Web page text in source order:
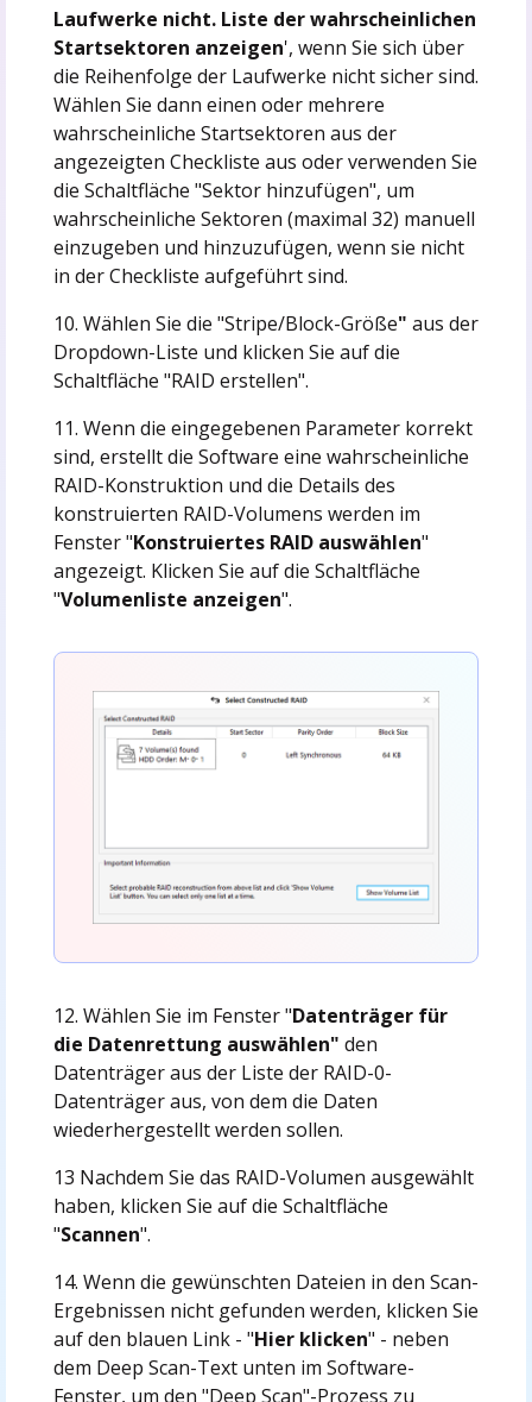
Laufwerke nicht. Liste der wahrscheinlichen
Startsektoren anzeigen', wenn Sie sich über
die Reihenfolge der Laufwerke nicht sicher sind.
Wählen Sie dann einen oder mehrere
wahrscheinliche Startsektoren aus der
angezeigten Checkliste aus oder verwenden Sie
die Schaltfläche "Sektor hinzufügen", um
wahrscheinliche Sektoren (maximal 32) manuell
einzugeben und hinzuzufügen, wenn sie nicht
in der Checkliste aufgeführt sind.
10. Wählen Sie die "Stripe/Block-Größe" aus der
Dropdown-Liste und klicken Sie auf die
Schaltfläche "RAID erstellen".
11. Wenn die eingegebenen Parameter korrekt
sind, erstellt die Software eine wahrscheinliche
RAID-Konstruktion und die Details des
konstruierten RAID-Volumens werden im
Fenster "Konstruiertes RAID auswählen"
angezeigt. Klicken Sie auf die Schaltfläche
"Volumenliste anzeigen".
12. Wählen Sie im Fenster "Datenträger für
die Datenrettung auswählen" den
Datenträger aus der Liste der RAID-0-
Datenträger aus, von dem die Daten
wiederhergestellt werden sollen.
13 Nachdem Sie das RAID-Volumen ausgewählt
haben, klicken Sie auf die Schaltfläche
"Scannen".
14. Wenn die gewünschten Dateien in den Scan-
Ergebnissen nicht gefunden werden, klicken Sie
auf den blauen Link - "Hier klicken" - neben
dem Deep Scan-Text unten im Software-
Fenster, um den "Deep Scan"-Prozess zu